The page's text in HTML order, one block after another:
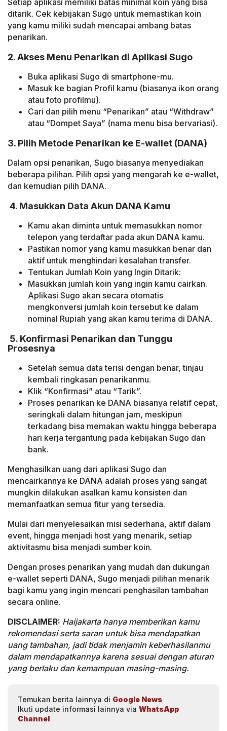
Setiap aplikasi memiliki batas minimal koin yang bisa
ditarik. Cek kebijakan Sugo untuk memastikan koin
yang kamu miliki sudah mencapai ambang batas
penarikan.
2. Akses Menu Penarikan di Aplikasi Sugo
Buka aplikasi Sugo di smartphone-mu.
Masuk ke bagian Profil kamu (biasanya ikon orang
atau foto profilmu).
Cari dan pilih menu “Penarikan” atau “Withdraw”
atau “Dompet Saya” (nama menu bisa bervariasi).
3. Pilih Metode Penarikan ke E-wallet (DANA)
Dalam opsi penarikan, Sugo biasanya menyediakan
beberapa pilihan. Pilih opsi yang mengarah ke e-wallet,
dan kemudian pilih DANA.
4. Masukkan Data Akun DANA Kamu
Kamu akan diminta untuk memasukkan nomor
telepon yang terdaftar pada akun DANA kamu.
Pastikan nomor yang kamu masukkan benar dan
aktif untuk menghindari kesalahan transfer.
Tentukan Jumlah Koin yang Ingin Ditarik:
Masukkan jumlah koin yang ingin kamu cairkan.
Aplikasi Sugo akan secara otomatis
mengkonversi jumlah koin tersebut ke dalam
nominal Rupiah yang akan kamu terima di DANA.
5. Konfirmasi Penarikan dan Tunggu
Prosesnya
Setelah semua data terisi dengan benar, tinjau
kembali ringkasan penarikanmu.
Klik “Konfirmasi” atau “Tarik”.
Proses penarikan ke DANA biasanya relatif cepat,
seringkali dalam hitungan jam, meskipun
terkadang bisa memakan waktu hingga beberapa
hari kerja tergantung pada kebijakan Sugo dan
bank.
Menghasilkan uang dari aplikasi Sugo dan
mencairkannya ke DANA adalah proses yang sangat
mungkin dilakukan asalkan kamu konsisten dan
memanfaatkan semua fitur yang tersedia.
Mulai dari menyelesaikan misi sederhana, aktif dalam
event, hingga menjadi host yang menarik, setiap
aktivitasmu bisa menjadi sumber koin.
Dengan proses penarikan yang mudah dan dukungan
e-wallet seperti DANA, Sugo menjadi pilihan menarik
bagi kamu yang ingin mencari penghasilan tambahan
secara online.
DISCLAIMER: Haijakarta hanya memberikan kamu
rekomendasi serta saran untuk bisa mendapatkan
uang tambahan, jadi tidak menjamin keberhasilanmu
dalam mendapatkannya karena sesuai dengan aturan
yang berlaku dan kemampuan masing-masing.
Temukan berita lainnya di Google News
Ikuti update informasi lainnya via WhatsApp
Channel